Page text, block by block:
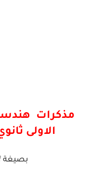
مذكرات
الاولى
بصيغة pdf جاهز للطباعة